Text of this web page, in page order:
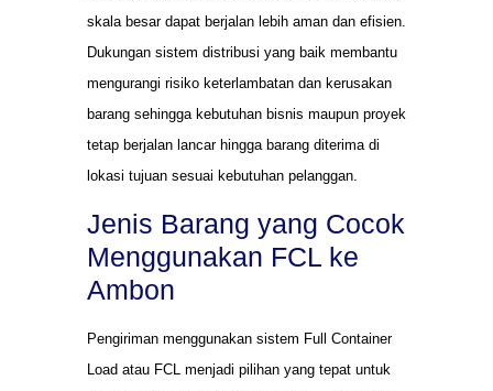
skala besar dapat berjalan lebih aman dan efisien.
Dukungan sistem distribusi yang baik membantu
mengurangi risiko keterlambatan dan kerusakan
barang sehingga kebutuhan bisnis maupun proyek
tetap berjalan lancar hingga barang diterima di
lokasi tujuan sesuai kebutuhan pelanggan.
Jenis Barang yang Cocok
Menggunakan FCL ke
Ambon
Pengiriman menggunakan sistem Full Container
Load atau FCL menjadi pilihan yang tepat untuk